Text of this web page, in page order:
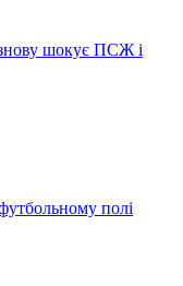
шокує ПСЖ і
полі